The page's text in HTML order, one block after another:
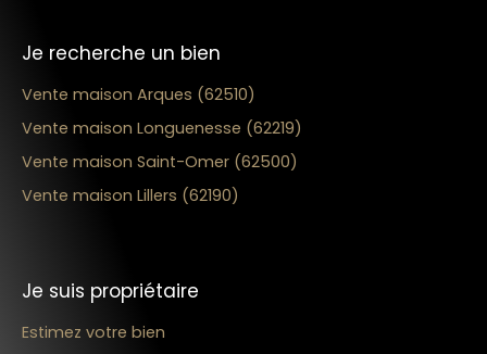
Je recherche un bien
Vente maison Arques (62510)
Vente maison Longuenesse (62219)
Vente maison Saint-Omer (62500)
Vente maison Lillers (62190)
Je suis propriétaire
Estimez votre bien